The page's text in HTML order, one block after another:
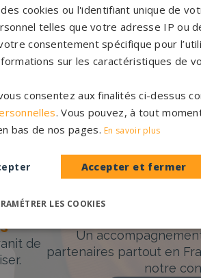
Montaigu→
STE HERMINE→
de
Un
partenaires partout en
notre
cookies ou l'identifiant unique de
telles que votre adresse IP ou
consentement spécifique pour
sur les caractéristiques de
consentez aux finalités ci-dessus
. Vous pouvez, à tout
bas de nos pages. En savoir plus
Accepter et fermer
LES COOKIES